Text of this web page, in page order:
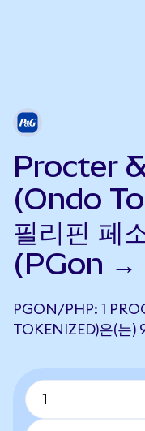
Procter
(Ondo
필리핀 페
(PGon →
PGON/PHP: 1
TOKENIZED)은(는)